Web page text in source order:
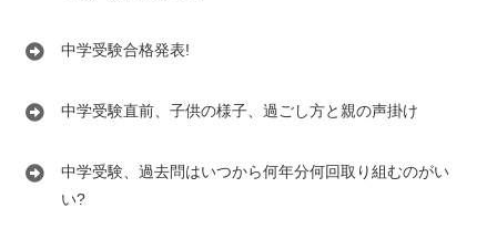
中学受験合格発表!
中学受験直前、子供の様子、過ごし方と親の声掛け
中学受験、過去問はいつから何年分何回取り組むのがい
い?